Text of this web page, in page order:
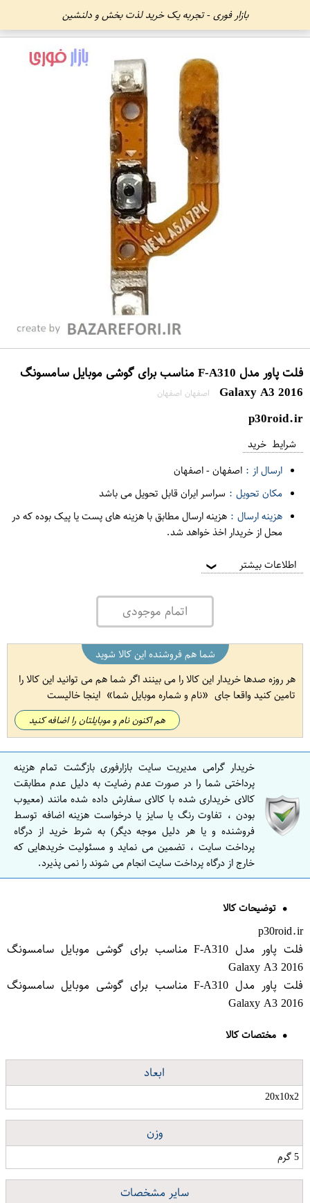
بازار فوری - تجربه یک خرید لذت بخش و دلنشین
فلت پاور مدل F-A310 مناسب برای گوشی موبایل سامسونگ
Galaxy A3 2016
اصفهان اصفهان
p30roid.ir
شرایط خرید
ارسال از : اصفهان-اصفهان
مکان تحویل : سراسر ایران قابل تحویل می باشد
هزینه ارسال : هزینه ارسال مطابق با هزینه های پست یا پیک بوده که در
محل از خریدار اخذ خواهد شد.
اطلاعات بیشتر ❯
اتمام موجودی
شما هم فروشنده این کالا شوید
هر روزه صدها خریدار این کالا را می بینند اگر شما هم می توانید این کالا را
تامین کنید واقعا جای
نام و شماره موبایل شما اینجا خالیست
هم اکنون نام و موبایلتان را اضافه کنید
خریدار گرامی مدیریت سایت بازارفوری بازگشت تمام هزینه
پرداختی شما را در صورت عدم رضایت به دلیل عدم مطابقت
کالای خریداری شده با کالای سفارش داده شده مانند (معیوب
بودن ، تفاوت رنگ یا سایز یا درخواست هزینه اضافه توسط
فروشنده و یا هر دلیل موجه دیگر) به شرط خرید از درگاه
پرداخت سایت ، تضمین می نماید و مسئولیت خریدهایی که
خارج از درگاه پرداخت سایت انجام می شوند را نمی پذیرد.
توضیحات کالا
p30roid.ir
فلت پاور مدل F-A310 مناسب برای گوشی موبایل سامسونگ
Galaxy A3 2016
فلت پاور مدل F-A310 مناسب برای گوشی موبایل سامسونگ
Galaxy A3 2016
مختصات کالا
ابعاد
20x10x2
وزن
5 گرم
سایر مشخصات